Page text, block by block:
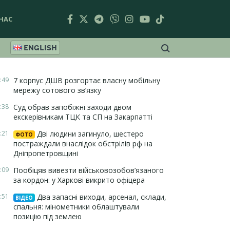
ENGLISH
7 корпус ДШВ розгортає власну мобільну
мережу сотового зв’язку
Суд обрав запобіжні заходи двом
екскерівникам ТЦК та СП на Закарпатті
ФОТО
Дві людини загинуло, шестеро
постраждали внаслідок обстрілів рф на
Дніпропетровщині
Пообіцяв вивезти військовозобов’язаного
за кордон: у Харкові викрито офіцера
ВІДЕО
Два запасні виходи, арсенал, склади,
спальня: мінометники облаштували
позицію під землею